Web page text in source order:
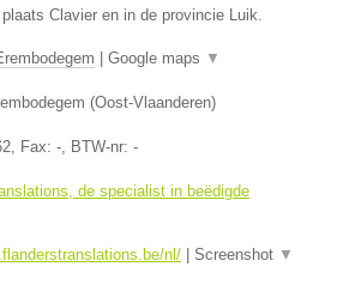
Clavier en in de provincie Luik.
| Google maps ▼
(Oost-Vlaanderen)
, Fax: - , BTW-nr: -
de specialist in beëdigde
nl/ | Screenshot ▼